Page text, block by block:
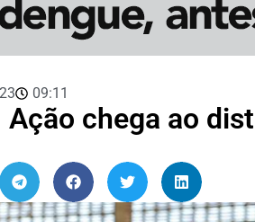
09:11
chega ao